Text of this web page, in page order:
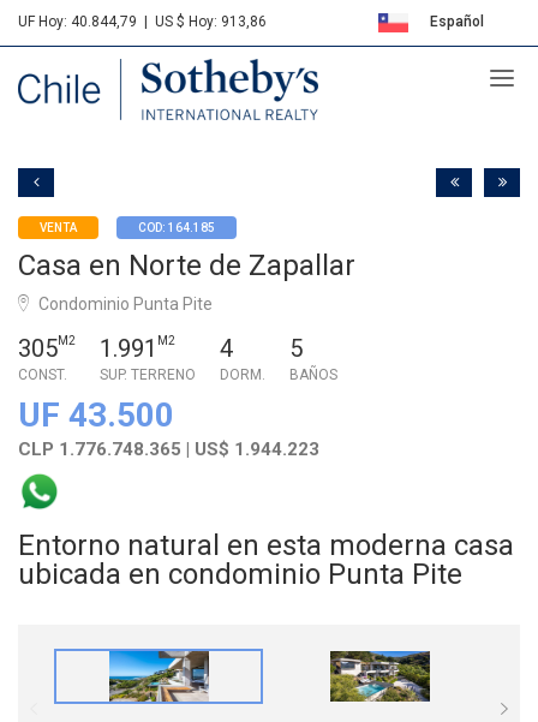
UF Hoy: 40.844,79 US $ Hoy: 913,86 Español
Sotheby's
VENTA COD: 164.185
Casa en Norte de Zapallar
Condominio Punta Pite
305M2
CONST.
1.991 M2
SUP. TERRENO
4
DORM.
5
BAÑOS
UF 43.500
CLP 1.776.748.365 | US$ 1.944.223
Entorno natural en esta moderna casa
ubicada en condominio Punta Pite